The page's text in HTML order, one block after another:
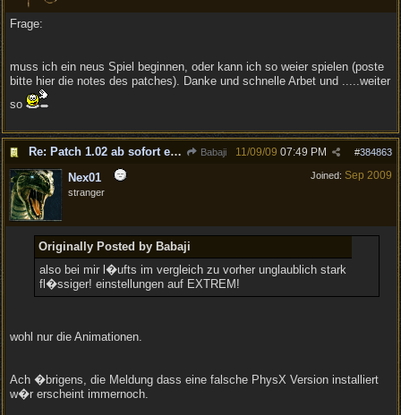
Frage:
muss ich ein neus Spiel beginnen, oder kann ich so weier spielen (poste
bitte hier die notes des patches). Danke und schnelle Arbet und .....weiter
so
Re: Patch 1.02 ab sofort erh�ltlich! Babaji #384863
11/09/09 07:49 PM
Joined: Sep 2009
Nex01
stranger
Originally Posted by Babaji
also bei mir l�ufts im vergleich zu vorher unglaublich stark
fl�ssiger! einstellungen auf EXTREM!
wohl nur die Animationen.
Ach �brigens, die Meldung dass eine falsche PhysX Version installiert
w�r erscheint immernoch.